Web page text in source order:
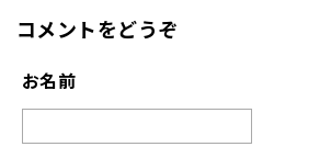
コメントをどうぞ
お名前